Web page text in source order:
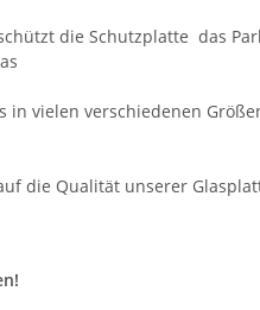
die Schutzplatte das
in vielen verschiedenen
die Qualität unserer